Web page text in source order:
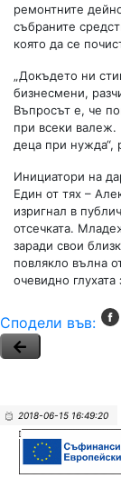
ремонтните
събраните
която да се
„Докъдето ни
бизнесмени,
Въпросът е, че
при всеки валеж.
деца при нужда“,
Инициатори на
Един от тях –
изригнал в
отсечката.
заради свои
повлякло вълна
очевидно
Сподели във:
2018-06-15 16:49:20